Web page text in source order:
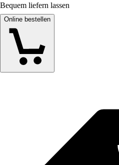
Bequem liefern lassen
Online bestellen